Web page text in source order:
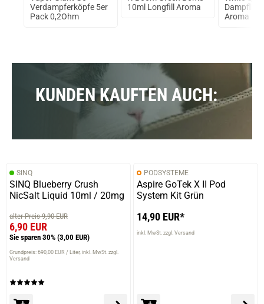
Verdampferköpfe 5er
Pack 0,2Ohm
10ml Longfill Aroma
Dampflion
Aroma
KUNDEN KAUFTEN AUCH:
SINQ
SINQ Blueberry Crush
NicSalt Liquid 10ml / 20mg
alter Preis 9,90 EUR
6,90 EUR
Sie sparen 30% (3,00 EUR)
Grundpreis: 690,00 EUR / Liter inkl. MwSt. zzgl.
Versand
PODSYSTEME
Aspire GoTek X II Pod
System Kit Grün
14,90 EUR*
inkl. MwSt. zzgl. Versand